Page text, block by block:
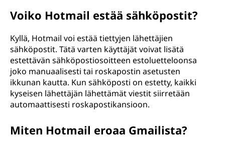
Voiko Hotmail estää sähköpostit?
Kyllä, Hotmail voi estää tiettyjen lähettäjien
sähköpostit. Tätä varten käyttäjät voivat lisätä
estettävän sähköpostiosoitteen estoluetteloonsa
joko manuaalisesti tai roskapostin asetusten
ikkunan kautta. Kun sähköposti on estetty, kaikki
kyseisen lähettäjän lähettämät viestit siirretään
automaattisesti roskapostikansioon.
Miten Hotmail eroaa Gmailista?